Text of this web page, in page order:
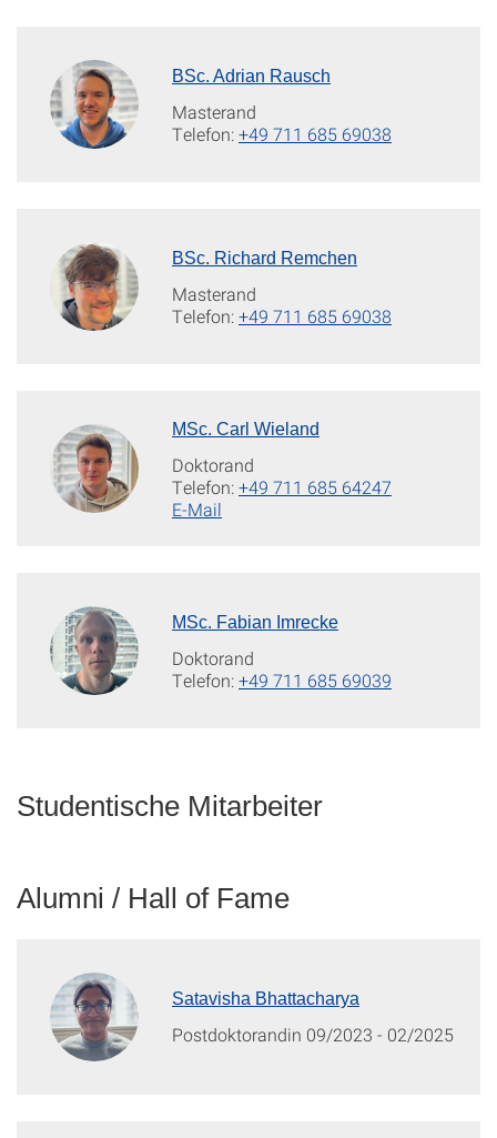
BSc. Adrian Rausch
Masterand
Telefon:+49 711 685 69038
BSc. Richard Remchen
Masterand
Telefon:+49 711 685 69038
MSc. Carl Wieland
Doktorand
Telefon:+49 711 685 64247
E-Mail
MSc. Fabian Imrecke
Doktorand
Telefon:+49 711 685 69039
Studentische Mitarbeiter
Alumni / Hall of Fame
Satavisha Bhattacharya
Postdoktorandin 09/2023 - 02/2025